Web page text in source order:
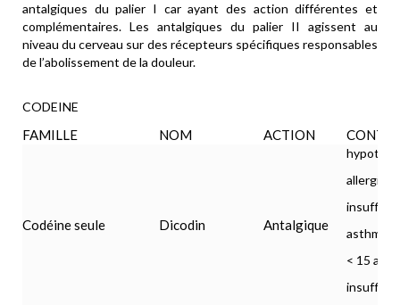
antalgiques du palier I car ayant des action différentes et
complémentaires. Les antalgiques du palier II agissent au
niveau du cerveau sur des récepteurs spécifiques responsables
de l’abolissement de la douleur.
CODEINE
FAMILLE NOM ACTION
Codéine seule Dicodin Antalgique
allergie
asthme
< 15 ans